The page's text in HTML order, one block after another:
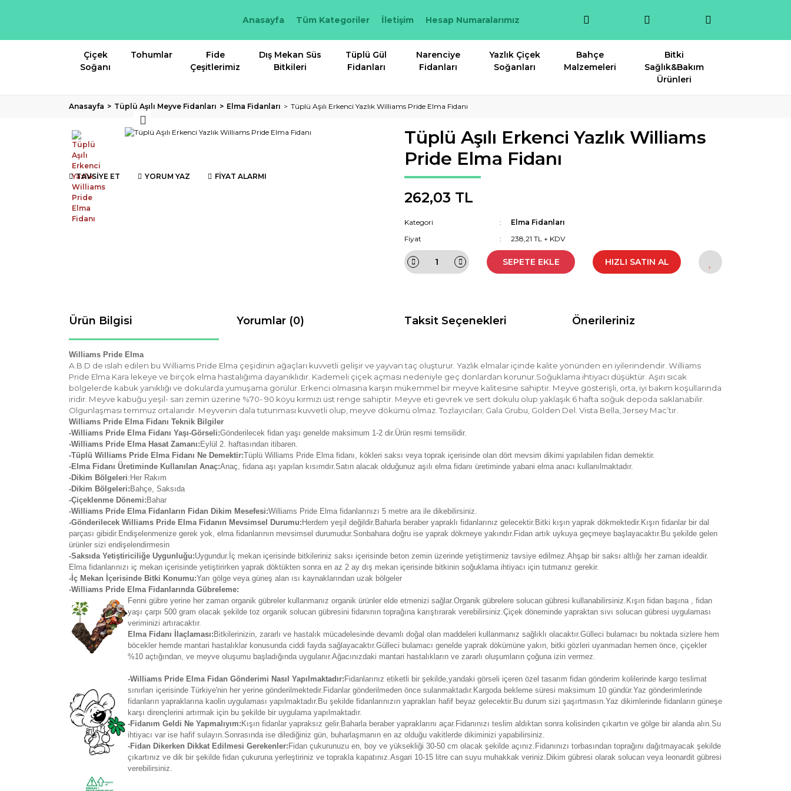
Anasayfa Tüm Kategoriler İletişim Hesap Numaralarımız
Çiçek
Soğanı
Tohumlar
Fide
Çeşitlerimiz
Dış Mekan Süs
Bitkileri
Tüplü Gül
Fidanları
Narenciye
Fidanları
Yazlık Çiçek
Soğanları
Bahçe
Malzemeleri
Bitki
Sağlık&Bakım
Ürünleri
Anasayfa Tüplü Aşılı Meyve Fidanları Elma Fidanları Tüplü Aşılı Erkenci Yazlık Williams Pride Elma Fidanı
TAVSİYE ET YORUM YAZ FİYAT ALARMI
Tüplü Aşılı Erkenci Yazlık Williams
Pride Elma Fidanı
262,03 TL
Kategori
Elma Fidanları
Fiyat
238,21 TL + KDV
SEPETE EKLE HIZLI SATIN AL
Ürün Bilgisi Yorumlar (0) Taksit Seçenekleri Önerileriniz
Williams Pride Elma
A.B.D de ıslah edilen bu Williams Pride Elma çeşidinin ağaçları kuvvetli gelişir ve yayvan taç oluşturur. Yazlık elmalar içinde kalite yönünden en iyilerindendir. Williams
Pride Elma Kara lekeye ve birçok elma hastalığıma dayanıklıdır. Kademeli çiçek açması nedeniyle geç donlardan korunur.Soğuklama ihtiyacı düşüktür. Aşırı sıcak
bölgelerde kabuk yanıklığı ve dokularda yumuşama görülür. Erkenci olmasına karşın mükemmel bir meyve kalitesine sahiptir. Meyve gösterişli, orta, iyi bakım koşullarında
iridir. Meyve kabuğu yeşil- sarı zemin üzerine %70- 90 koyu kırmızı üst renge sahiptir. Meyve eti gevrek ve sert dokulu olup yaklaşık 6 hafta soğuk depoda saklanabilir.
Olgunlaşması temmuz ortalarıdır. Meyvenin dala tutunması kuvvetli olup, meyve dökümü olmaz. Tozlayıcıları; Gala Grubu, Golden Del. Vista Bella, Jersey Mac’tır.
Williams Pride Elma Fidanı Teknik Bilgiler
-Williams Pride Elma Fidanı Yaşı-Görseli:Gönderilecek fidan yaşı genelde maksimum 1-2 dir.Ürün resmi temsilidir.
-Williams Pride Elma Hasat Zamanı: Eylül 2. haftasından itibaren.
-Tüplü Williams Pride Elma Fidanı Ne Demektir:Tüplü Williams Pride Elma fidanı, kökleri saksı veya toprak içerisinde olan dört mevsim dikimi yapılabilen fidan demektir.
-Elma Fidanı Üretiminde Kullanılan Anaç:Anaç, fidana aşı yapılan kısımdır.Satın alacak olduğunuz aşılı elma fidanı üretiminde yabani elma anacı kullanılmaktadır.
-Dikim Bölgeleri:Her Rakım
-Dikim Bölgeleri: Bahçe, Saksıda
-Çiçeklenme Dönemi: Bahar
-Williams Pride Elma Fidanların Fidan Dikim Mesefesi:Williams Pride Elma fidanlarınızı 5 metre ara ile dikebilirsiniz.
-Gönderilecek Williams Pride Elma Fidanın Mevsimsel Durumu: Herdem yeşil değildir.Baharla beraber yapraklı fidanlarınız gelecektir.Bitki kışın yaprak dökmektedir.Kışın fidanlar bir dal
parçası gibidir.Endişelenmenize gerek yok, elma fidanlarının mevsimsel durumudur.Sonbahara doğru ise yaprak dökmeye yakındır.Fidan artık uykuya geçmeye başlayacaktır.Bu şekilde gelen
ürünler sizi endişelendirmesin
-Saksıda Yetiştiriciliğe Uygunluğu:Uygundur.İç mekan içerisinde bitkileriniz saksı içerisinde beton zemin üzerinde yetiştirmeniz tavsiye edilmez.Ahşap bir saksı altlığı her zaman idealdir.
Elma fidanlarınızı iç mekan içerisinde yetiştirirken yaprak döktükten sonra en az 2 ay dış mekan içerisinde bitkinin soğuklama ihtiyacı için tutmanız gerekir.
-İç Mekan İçerisinde Bitki Konumu:Yarı gölge veya güneş alan ısı kaynaklarından uzak bölgeler
-Williams Pride Elma Fidanlarında Gübreleme:
Fenni gübre yerine her zaman organik gübreler kullanmanız organik ürünler elde etmenizi sağlar.Organik gübrelere solucan gübresi kullanabilirsiniz.Kışın fidan başına , fidan
yaşı çarpı 500 gram olacak şekilde toz organik solucan gübresini fidanının toprağına karıştırarak verebilirsiniz.Çiçek döneminde yapraktan sıvı solucan gübresi uygulaması
veriminizi artıracaktır.
Elma Fidanı İlaçlaması: Bitkilerinizin, zararlı ve hastalık mücadelesinde devamlı doğal olan maddeleri kullanmanız sağlıklı olacaktır.Gülleci bulamacı bu noktada sizlere hem
böcekler hemde mantari hastalıklar konusunda ciddi fayda sağlayacaktır.Gülleci bulamacı genelde yaprak dökümüne yakın, bitki gözleri uyanmadan hemen önce, çiçekler
%10 açtığından, ve meyve oluşumu başladığında uygulanır.Ağacınızdaki mantari hastalıkların ve zararlı oluşumların çoğuna izin vermez.
-Williams Pride Elma Fidan Gönderimi Nasıl Yapılmaktadır: Fidanlarınız etiketli bir şekilde,yandaki görseli içeren özel tasarım fidan gönderim kolilerinde kargo teslimat
sınırları içerisinde Türkiye'nin her yerine gönderilmektedir.Fidanlar gönderilmeden önce sulanmaktadır.Kargoda bekleme süresi maksimum 10 gündür.Yaz gönderimlerinde
fidanların yapraklarına kaolin uygulaması yapılmaktadır.Bu şekilde fidanlarınızın yaprakları hafif beyaz gelecektir.Bu durum sizi şaşırtmasın.Yaz dikimlerinde fidanların güneşe
karşı dirençlerini artırmak için bu şekilde bir uygulama yapılmaktadır.
-Fidanım Geldi Ne Yapmalıyım: Kışın fidanlar yapraksız gelir.Baharla beraber yapraklarını açar.Fidanınızı teslim aldıktan sonra kolisinden çıkartın ve gölge bir alanda alın.Su
ihtiyacı var ise hafif sulayın.Sonrasında ise dilediğiniz gün, buharlaşmanın en az olduğu vakitlerde dikiminizi yapabilirsiniz.
-Fidan Dikerken Dikkat Edilmesi Gerekenler: Fidan çukurunuzu en, boy ve yüksekliği 30-50 cm olacak şekilde açınız.Fidanınızı torbasından toprağını dağıtmayacak şekilde
çıkartınız ve dik bir şekilde fidan çukuruna yerleştiriniz ve toprakla kapatınız.Asgari 10-15 litre can suyu muhakkak veriniz.Dikim gübresi olarak solucan veya leonardit gübresi
verebilirsiniz.